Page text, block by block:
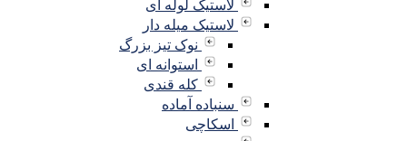
لاستیک لوله ای
لاستیک میله دار
نوک تیز بزرگ
استوانه ای
کله قندی
سنباده آماده
اسکاچی